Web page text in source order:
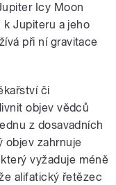
Icy Moon
k Jupiteru a jeho
při ní gravitace
či
objev vědců
z dosavadních
objev zahrnuje
vyžaduje méně
alifatický řetězec